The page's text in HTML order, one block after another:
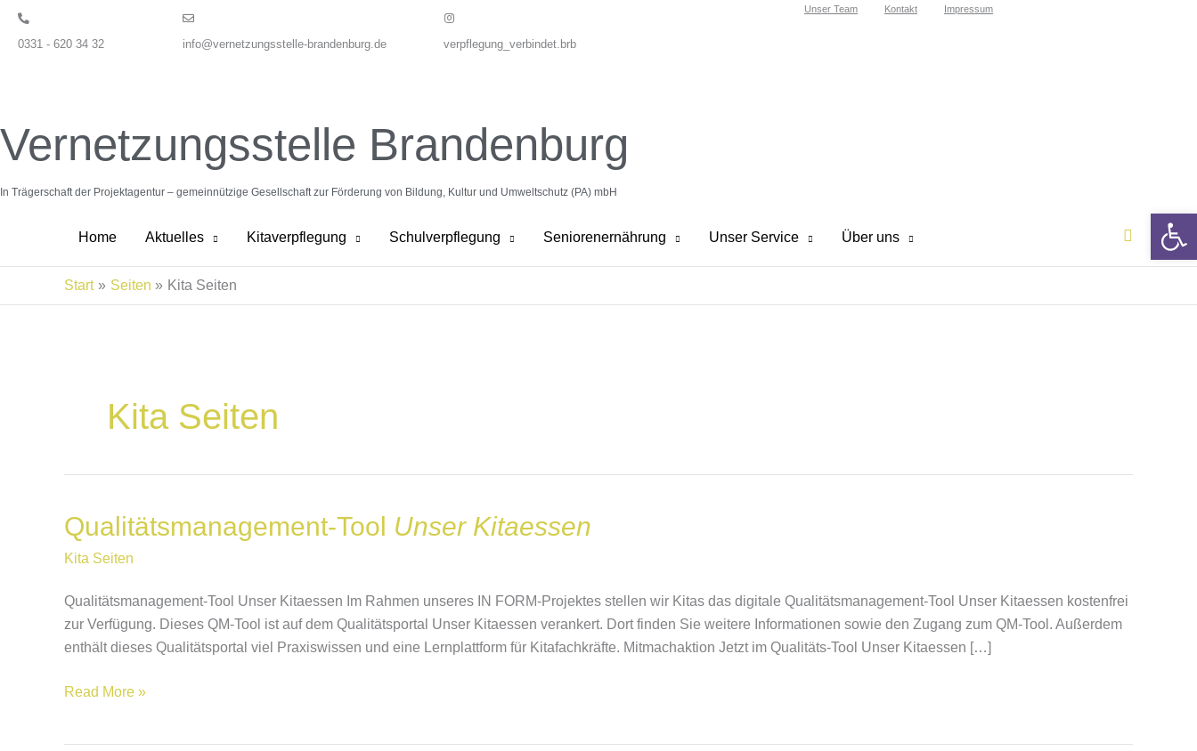
Inhalt
springen
0331 - 620 34 32 info@vernetzungsstelle-brandenburg.de verpflegung_verbindet.brb
Unser Team Kontakt Impressum
Vernetzungsstelle Brandenburg
In Trägerschaft der Projektagentur – gemeinnützige Gesellschaft zur Förderung von Bildung, Kultur und Umweltschutz (PA) mbH
Home Aktuelles Kitaverpflegung Schulverpflegung Seniorenernährung Unser Service Über uns Suchen
Start Seiten Kita Seiten
Kita Seiten
Qualitätsmanagement-Tool Unser Kitaessen
Kita Seiten
Qualitätsmanagement-Tool Unser Kitaessen Im Rahmen unseres IN FORM-Projektes stellen wir Kitas das digitale Qualitätsmanagement-Tool Unser Kitaessen kostenfrei
zur Verfügung. Dieses QM-Tool ist auf dem Qualitätsportal Unser Kitaessen verankert. Dort finden Sie weitere Informationen sowie den Zugang zum QM-Tool. Außerdem
enthält dieses Qualitätsportal viel Praxiswissen und eine Lernplattform für Kitafachkräfte. Mitmachaktion Jetzt im Qualitäts-Tool Unser Kitaessen […]
Qualitätsmanagement-
Tool
Unser
Read More »